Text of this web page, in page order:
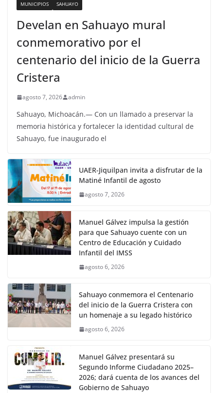
MUNICIPIOS SAHUAYO
Develan en Sahuayo mural
conmemorativo por el
centenario del inicio de la Guerra
Cristera
agosto 7, 2026 admin
Sahuayo, Michoacán.— Con un llamado a preservar la
memoria histórica y fortalecer la identidad cultural de
Sahuayo, fue inaugurado el
UAER-Jiquilpan invita a disfrutar de la
Matiné Infantil de agosto
agosto 7, 2026
Manuel Gálvez impulsa la gestión
para que Sahuayo cuente con un
Centro de Educación y Cuidado
Infantil del IMSS
agosto 6, 2026
Sahuayo conmemora el Centenario
del inicio de la Guerra Cristera con
un homenaje a su legado histórico
agosto 6, 2026
Manuel Gálvez presentará su
Segundo Informe Ciudadano 2025–
2026; dará cuenta de los avances del
Gobierno de Sahuayo